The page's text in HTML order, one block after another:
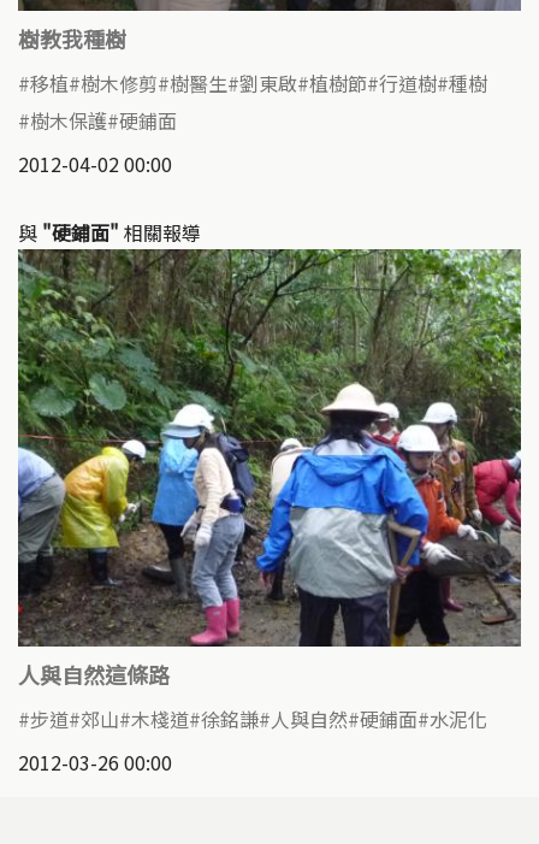
樹教我種樹
移植 樹木修剪 樹醫生 劉東啟 植樹節 行道樹 種樹
樹木保護 硬鋪面
2012-04-02 00:00
與 "硬鋪面" 相關報導
人與自然這條路
步道 郊山 木棧道 徐銘謙 人與自然 硬鋪面 水泥化
2012-03-26 00:00